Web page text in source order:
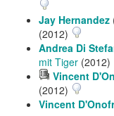
Jay Hernandez
(2012)
Andrea Di
mit Tiger (2012)
Hörprobe
abspielen
Vincent
(2012)
Vincent